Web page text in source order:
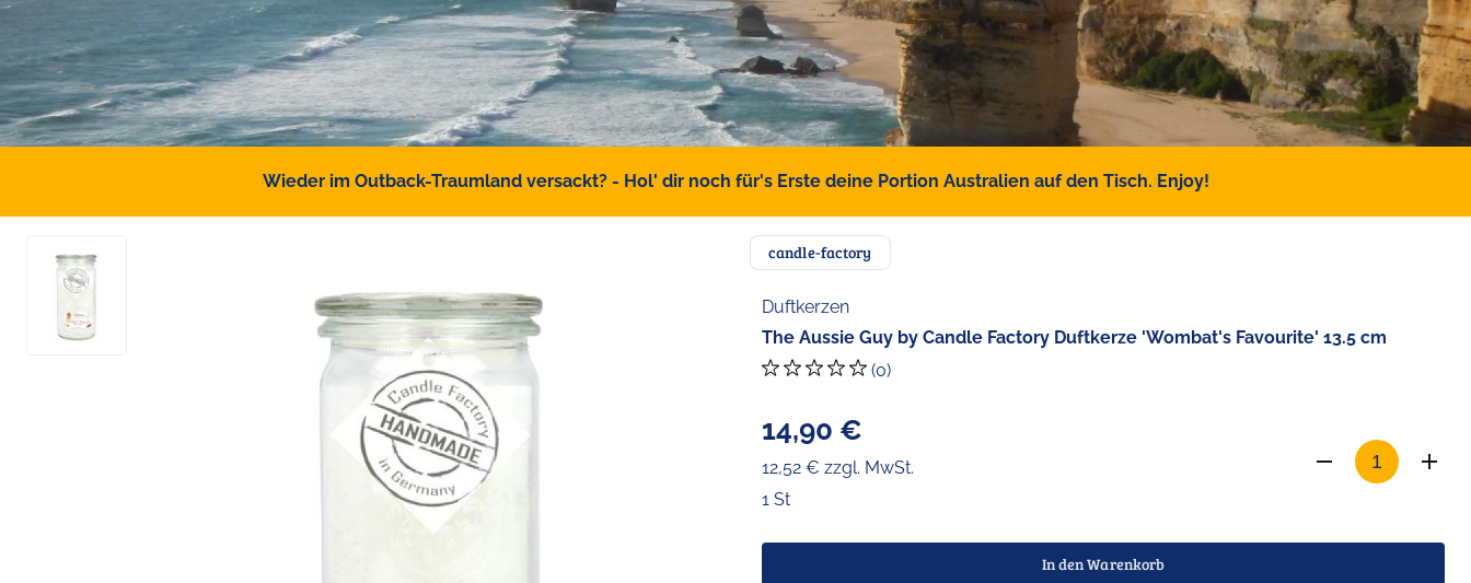
Wieder im Outback-Traumland versackt? - Hol' dir noch für's Erste deine Portion Australien auf den Tisch. Enjoy!
candle-factory
Duftkerzen
The Aussie Guy by Candle Factory Duftkerze 'Wombat's Favourite' 13.5 cm
(0)
14,90 €
12,52 € zzgl. MwSt.
1 St
In den Warenkorb